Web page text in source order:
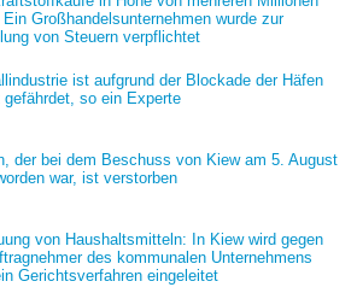
Ein Großhandelsunternehmen wurde zur
von Steuern verpflichtet
ist aufgrund der Blockade der Häfen
gefährdet, so ein Experte
der bei dem Beschuss von Kiew am 5. August
war, ist verstorben
von Haushaltsmitteln: In Kiew wird gegen
des kommunalen Unternehmens
Gerichtsverfahren eingeleitet